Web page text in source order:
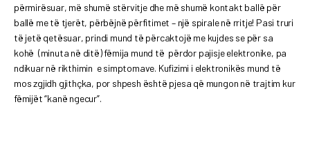
përmirësuar, më shumë stërvitje dhe më shumë kontakt ballë për
ballë me të tjerët, përbëjnë përfitimet – një spirale në rritje! Pasi truri
të jetë qetësuar, prindi mund të përcaktojë me kujdes se për sa
kohë (minuta në ditë) fëmija mund të përdor pajisje elektronike, pa
ndikuar në rikthimin e simptomave. Kufizimi i elektronikës mund të
mos zgjidh gjithçka, por shpesh është pjesa që mungon në trajtim kur
fëmijët “kanë ngecur”.